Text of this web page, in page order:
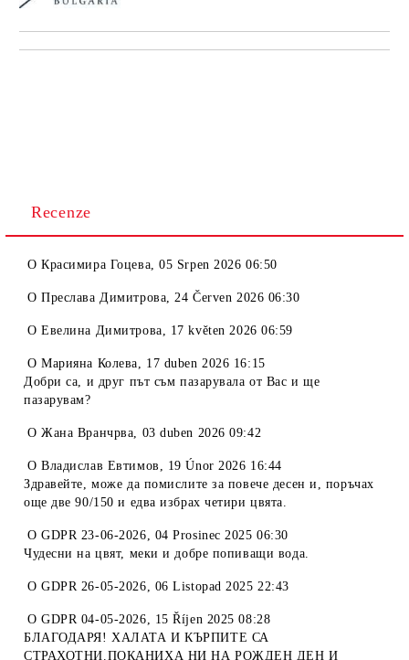
Recenze
OКрасимира Гоцева,05 Srpen 2026 06:50
OПреслава Димитрова,24 Červen 2026 06:30
OЕвелина Димитрова, 17 květen 2026 06:59
OМарияна Колева, 17 duben 2026 16:15
Добри са, и друг път съм пазарувала от Вас и ще
пазарувам?
OЖана Вранчрва, 03 duben 2026 09:42
OВладислав Евтимов , 19 Únor 2026 16:44
Здравейте, може да помислите за повече десен и, поръчах
още две 90/150 и едва избрах четири цвята.
OGDPR 23-06-2026, 04 Prosinec 2025 06:30
Чудесни на цвят, меки и добре попиващи вода.
OGDPR 26-05-2026, 06 Listopad 2025 22:43
OGDPR 04-05-2026, 15 Říjen 2025 08:28
БЛАГОДАРЯ! ХАЛАТА И КЪРПИТЕ СА
СТРАХОТНИ.ПОКАНИХА НИ НА РОЖДЕН ДЕН И